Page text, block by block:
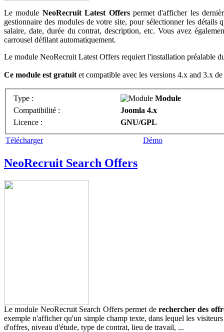
Le module NeoRecruit Latest Offerspermet d'afficher les
gestionnaire des modules de votre site, pour sélectionner les
salaire, date, durée du contrat, description, etc. Vous avez
carrousel défilant automatiquement.
Le module NeoRecruit Latest Offers requiert l'installation préalable
Ce module est gratuit et compatible avec les versions 4.x and 3.x
Type : Module
Compatibilité :
Joomla 4.x
Licence :
GNU/GPL
Télécharger Démo
NeoRecruit Search Offers
Le module NeoRecruit Search Offers permet de rechercher des
exemple n'afficher qu'un simple champ texte, dans lequel les
d'offres, niveau d'étude, type de contrat, lieu de travail, ...